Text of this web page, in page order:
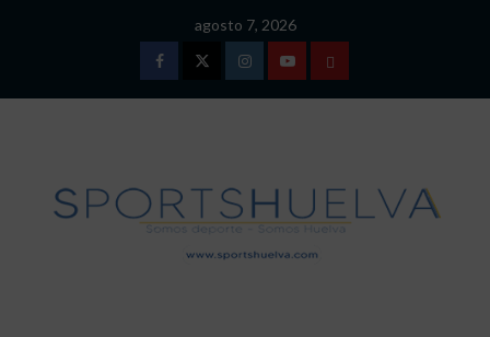
agosto 7, 2026
FacebookTwitterInstagramYoutubeTÉRMINOS
DE
USO